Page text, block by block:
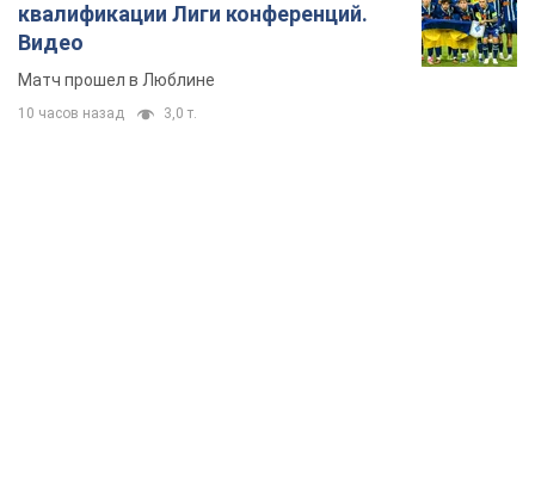
квалификации Лиги конференций.
Видео
Матч прошел в Люблине
10 часов назад 3,0 т.